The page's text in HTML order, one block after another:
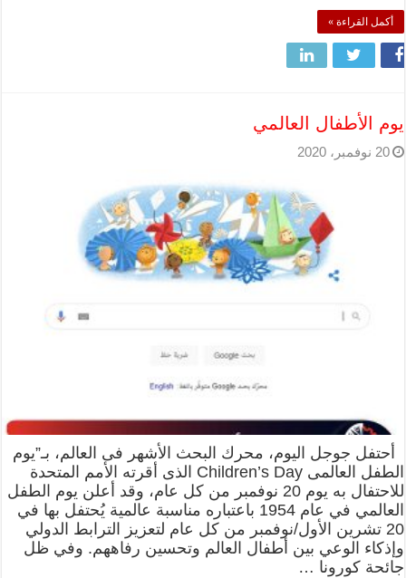
أكمل القراءة »
يوم الأطفال العالمي
20 نوفمبر، 2020
أحتفل جوجل اليوم، محرك البحث الأشهر فى العالم، بـ”يوم
الطفل العالمى Children’s Day الذى أقرته الأمم المتحدة
للاحتفال به يوم 20 نوفمبر من كل عام، وقد أعلن يوم الطفل
العالمي في عام 1954 باعتباره مناسبة عالمية يُحتفل بها في
20 تشرين الأول/نوفمبر من كل عام لتعزيز الترابط الدولي
وإذكاء الوعي بين أطفال العالم وتحسين رفاههم. وفي ظل
جائحة كورونا …